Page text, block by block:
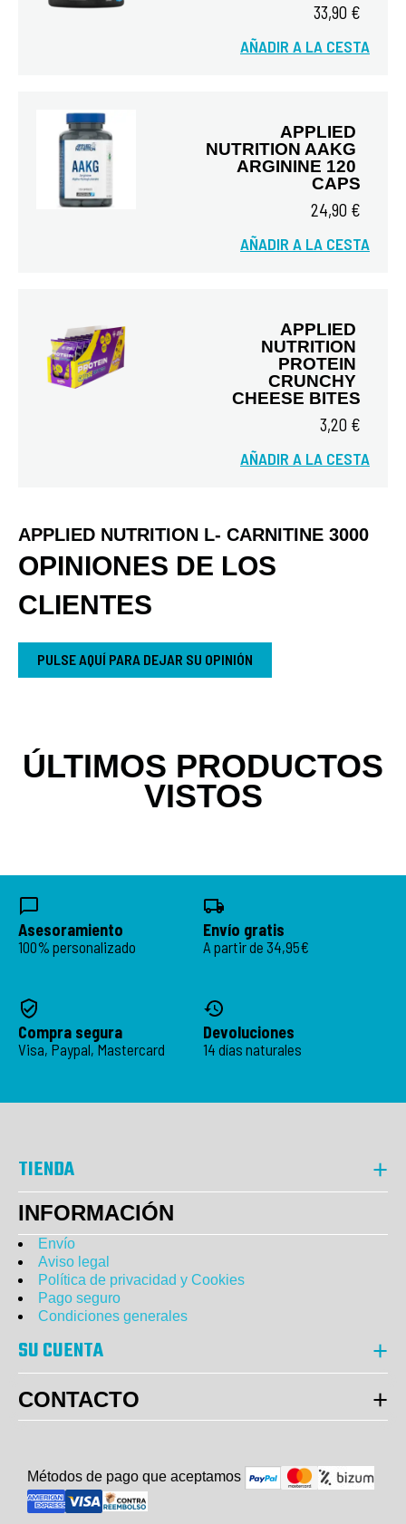
33,90 €
AÑADIR A LA CESTA
APPLIED
NUTRITION AAKG
ARGININE 120
CAPS
24,90 €
AÑADIR A LA CESTA
APPLIED
NUTRITION
PROTEIN
CRUNCHY
CHEESE BITES
3,20 €
AÑADIR A LA CESTA
APPLIED NUTRITION L- CARNITINE 3000
OPINIONES DE LOS
CLIENTES
PULSE AQUÍ PARA DEJAR SU OPINIÓN
ÚLTIMOS PRODUCTOS
VISTOS
Asesoramiento
100% personalizado
Envío gratis
A partir de 34,95€
Compra segura
Visa, Paypal, Mastercard
Devoluciones
14 días naturales
TIENDA
INFORMACIÓN
Envío
Aviso legal
Política de privacidad y Cookies
Pago seguro
Condiciones generales
SU CUENTA
CONTACTO
Métodos de pago que aceptamos